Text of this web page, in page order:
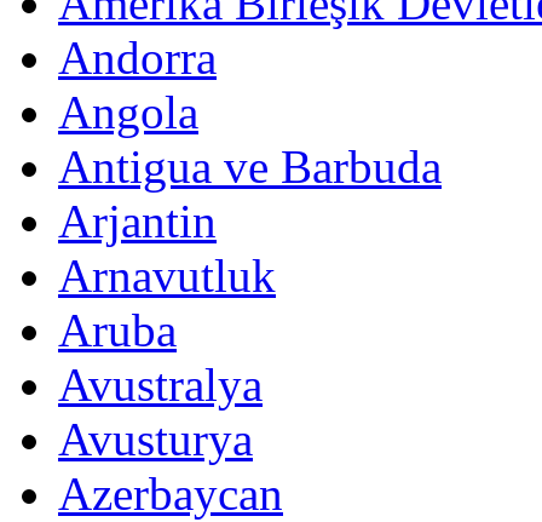
Andorra
Angola
Antigua ve Barbuda
Arjantin
Arnavutluk
Aruba
Avustralya
Avusturya
Azerbaycan